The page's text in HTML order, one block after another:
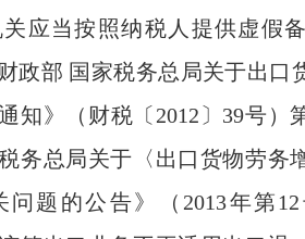
应当按照纳税人提供虚假
政部 国家税务总局关于出口
知》（财税〔2012〕39号）
务总局关于〈出口货物劳务
问题的公告》（2013年第